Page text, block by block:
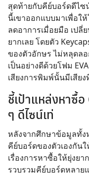
สุดท้ายกับคีย์บอร์ดดีไซ
นี้เขาออกแบบมาเพื่อใ
ลดอาการเมื่อยมือ เป
ยากเลย โดยตัว
ของตัวอักษร ไม่หลุดล
เป็นอย่างดีด้วยโฟม
เสียงการพิมพ์นั้นมีเสีย
ชี้เป้าแหล่งหาซื้
ๆ ดีไซน์เท่
หลังจากศึกษาข้อมูลทั้ง
คีย์บอร์ดของตัวเองกัน
เรื่องการหาซื้อให้ยุ่งย
รวบรวมคีย์บอร์ดหลาย